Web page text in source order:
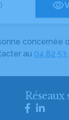
concernée
au 04 82 53
Réseaux